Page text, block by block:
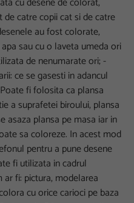
catre copii cat si de catre
au fost colorate,
sau cu o laveta umeda ori
de nenumarate ori; -
ce se gasesti in adancul
fi folosita ca plansa
a suprafetei biroului, plansa
asaza plansa pe masa iar in
sa coloreze. In acest mod
pentru a pune desene
fi utilizata in cadrul
fi: pictura, modelarea
cu orice carioci pe baza